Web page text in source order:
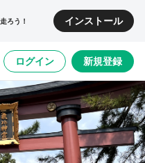
ろう！ インストール
ログイン 新規登録